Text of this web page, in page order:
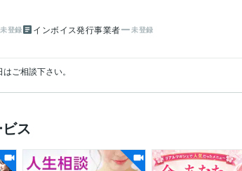
未登録 インボイス発行事業者 未登録
ス